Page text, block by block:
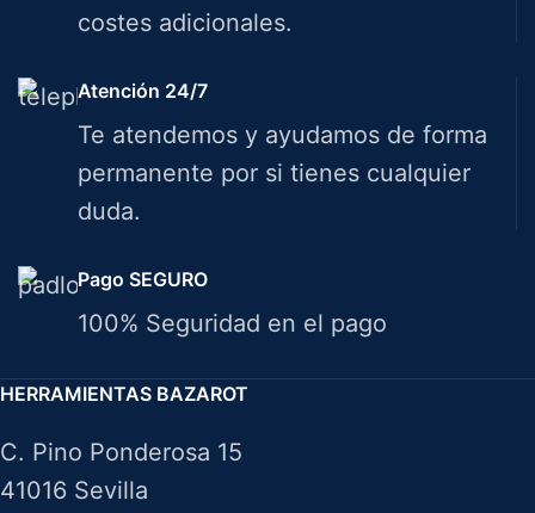
costes adicionales.
Atención 24/7
Te atendemos y ayudamos de forma
permanente por si tienes cualquier
duda.
Pago SEGURO
100% Seguridad en el pago
HERRAMIENTAS BAZAROT
C. Pino Ponderosa 15
41016 Sevilla